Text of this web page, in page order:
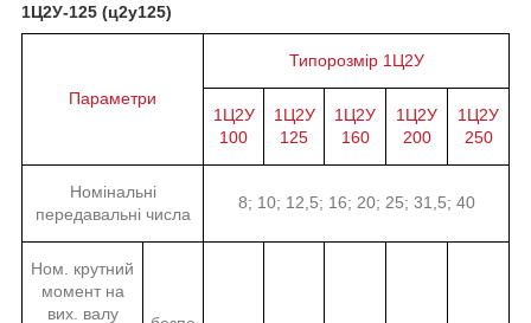
1Ц2У-125 (ц2у125)
Параметри
Типорозмір 1Ц2У
1Ц2У
100
1Ц2У
125
1Ц2У
160
1Ц2У
200
1Ц2У
250
Номінальні
передавальні числа
8; 10; 12,5; 16; 20; 25; 31,5; 40
Ном. крутний
момент на
вих. валу